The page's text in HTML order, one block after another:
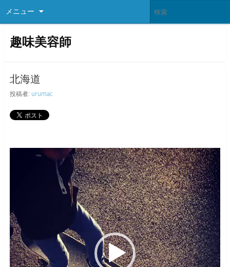
メニュー
趣味美容師
北海道
投稿者: urumac
動
ー